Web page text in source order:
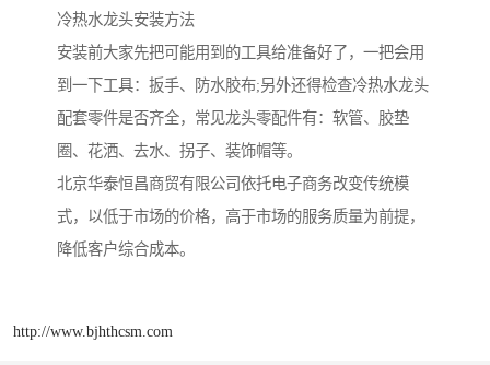
冷热水龙头安装方法
安装前大家先把可能用到的工具给准备好了，一把会用
到一下工具：扳手、防水胶布;另外还得检查冷热水龙头
配套零件是否齐全，常见龙头零配件有：软管、胶垫
圈、花洒、去水、拐子、装饰帽等。
北京华泰恒昌商贸有限公司依托电子商务改变传统模
式，以低于市场的价格，高于市场的服务质量为前提，
降低客户综合成本。
http://www.bjhthcsm.com